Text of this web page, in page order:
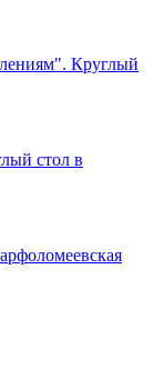
Круглый
стол в